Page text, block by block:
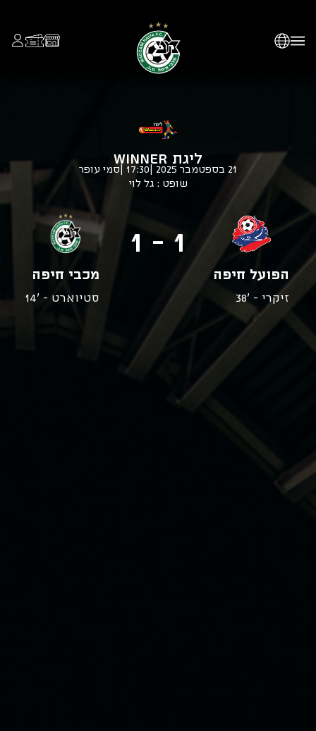
ליגת WINNER
21 בספטמבר 2025 17:30 סמי עופר
שופט : גל לוי
הפועל חיפה
זיקרי - '38
1 - 1
מכבי חיפה
סטיוארט - '14